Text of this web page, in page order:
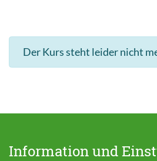
Der Kurs steht leider nicht
Information und